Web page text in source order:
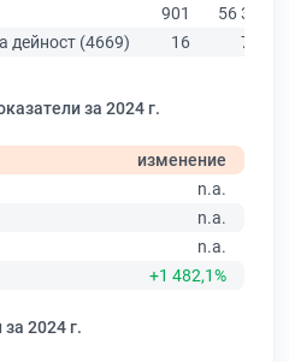
901
56 378
дейност (4669)
16 784
за 2024 г.
изменение
n.a.
n.a.
n.a.
+1 482,1%
2024 г.